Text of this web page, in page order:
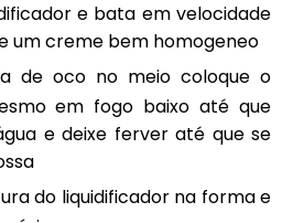
e bata em velocidade
um creme bem homogeneo
de oco no meio coloque o
em fogo baixo até que
e deixe ferver até que se
do liquidificador na forma e